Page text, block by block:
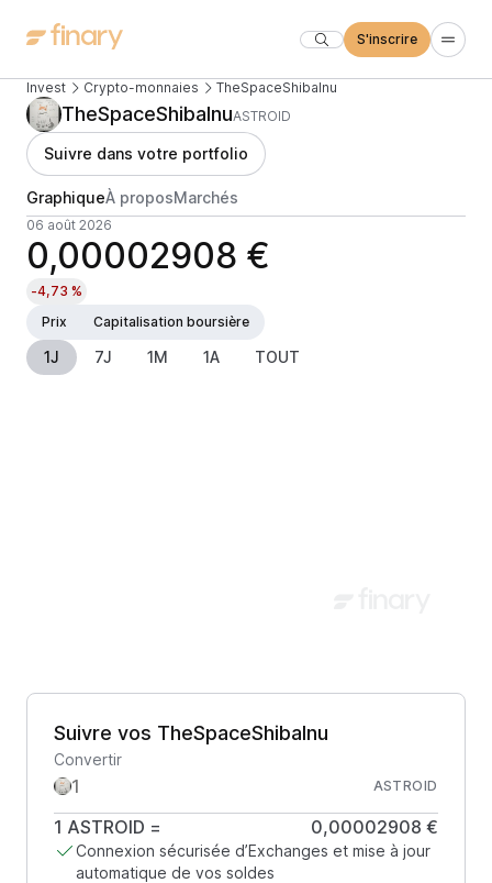
S'inscrire
Invest Crypto-monnaies TheSpaceShibaInu
TheSpaceShibaInuASTROID
Suivre dans votre portfolio
GraphiqueÀ proposMarchés
06 août 2026
0,00002908 €
-4,73 %
Prix
Capitalisation boursière
1J 7J 1M 1A TOUT
Suivre vos TheSpaceShibaInu
Convertir
ASTROID
1 ASTROID = 0,00002908 €
Connexion sécurisée d’Exchanges et mise à jour
automatique de vos soldes